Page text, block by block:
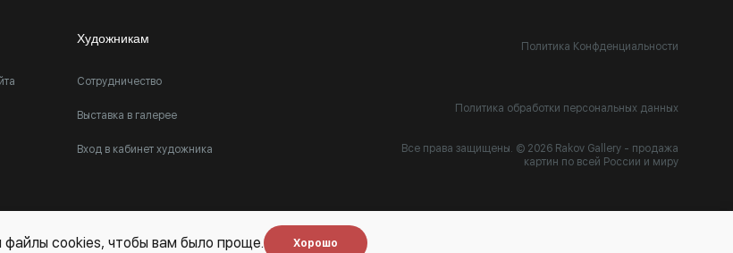
Художникам
Сотрудничество
Выставка в галерее
Вход в кабинет художника
Политика Конфденциальности
Политика обработки персональных данных
Все права защищены. © 2026 Rakov Gallery - продажа
картин по всей России и миру
cookies, чтобы вам было проще. Хорошо